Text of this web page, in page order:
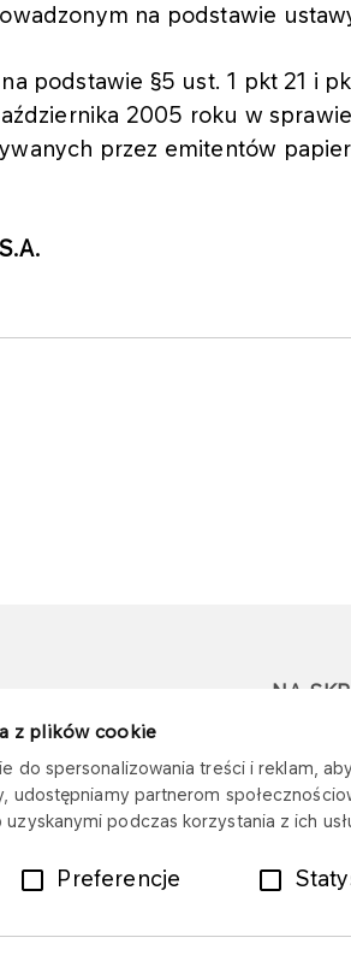
z plików cookie
do spersonalizowania treści i reklam,
udostępniamy partnerom
podczas korzystania z ich
Preferencje
na podstawie
podstawie §5 ust. 1 pkt 21 i
2005 roku w
przez emitentów
NA
Mapa